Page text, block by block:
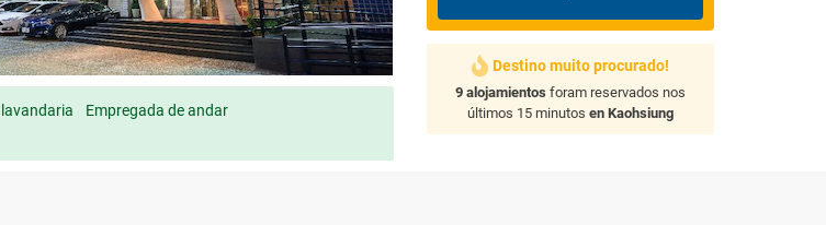
Empregada de andar
Destino muito procurado!
9 alojamientos foram reservados nos
últimos 15 minutos en Kaohsiung